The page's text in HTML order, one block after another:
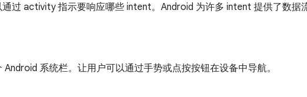
过 activity 指示要响应哪些 intent。Android 为许多 intent 提供了数据
Android 系统栏。让用户可以通过手势或点按按钮在设备中导航。